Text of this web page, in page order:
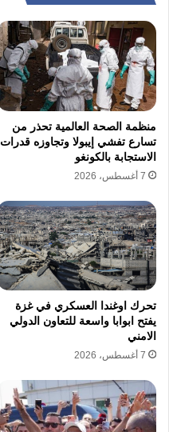
منظمة الصحة العالمية تحذر من
تسارع تفشي إيبولا وتجاوزه قدرات
الاستجابة بالكونغو
7 أغسطس، 2026
تحرك اوغندا العسكري في غزة
يفتح ابوابا واسعة للتعاون الدولي
الامني
7 أغسطس، 2026